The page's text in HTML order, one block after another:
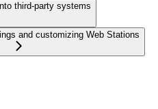
third-party systems
and customizing Web Stations